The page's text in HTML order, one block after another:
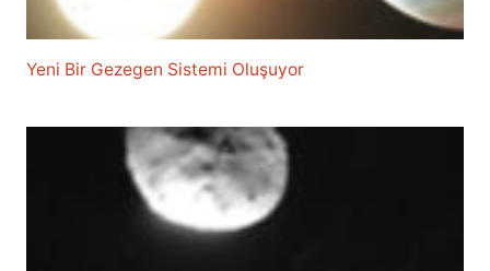
Yeni Bir Gezegen Sistemi Oluşuyor